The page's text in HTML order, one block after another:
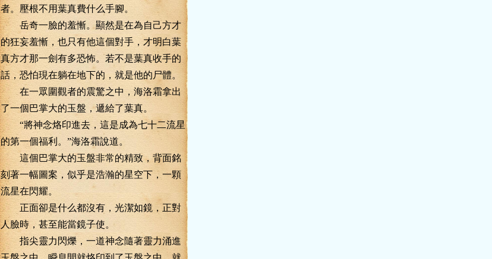
者。壓根不用葉真費什么手腳。
岳奇一臉的羞慚。顯然是在為自己方才
的狂妄羞慚，也只有他這個對手，才明白葉
真方才那一劍有多恐怖。若不是葉真收手的
話，恐怕現在躺在地下的，就是他的尸體。
在一眾圍觀者的震驚之中，海洛霜拿出
了一個巴掌大的玉盤，遞給了葉真。
“將神念烙印進去，這是成為七十二流星
的第一個福利。”海洛霜說道。
這個巴掌大的玉盤非常的精致，背面銘
刻著一幅圖案，似乎是浩瀚的星空下，一顆
流星在閃耀。
正面卻是什么都沒有，光潔如鏡，正對
人臉時，甚至能當鏡子使。
指尖靈力閃爍，一道神念隨著靈力涌進